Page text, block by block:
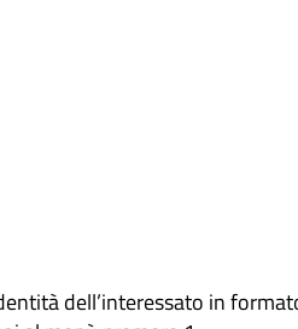
dell’interessato in